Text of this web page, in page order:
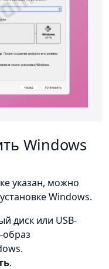
Windows
указан, можно
Windows.
диск или USB-
.